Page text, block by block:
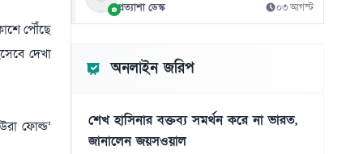
পৌঁছে
দেখা
ফোল্ড’
ট্রাম্পের ৪০ কোটি ডলারের বলরুম প্রকল্প আটকে
দিল আদালত
১৫ গ্রিসের উপকূলে ২০২ অভিবাসনপ্রত্যাশী উদ্ধার
প্রত্যাশা ডেস্ক ০৩ আগস্ট
অনলাইন জরিপ
শেখ হাসিনার বক্তব্য সমর্থন করে না ভারত,
জানালেন জয়সওয়াল